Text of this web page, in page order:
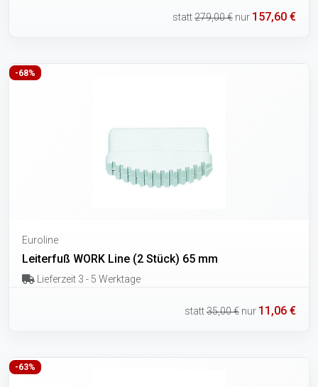
statt279,00 € nur 157,60 €
-68%
Euroline
Leiterfuß WORK Line (2 Stück) 65 mm
Lieferzeit 3 - 5 Werktage
statt35,00 € nur 11,06 €
-63%